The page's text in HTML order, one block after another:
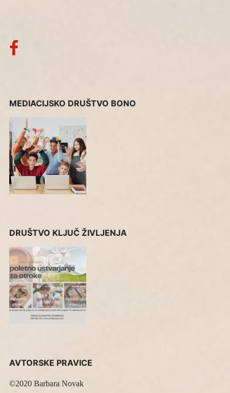
MEDIACIJSKO DRUŠTVO BONO
DRUŠTVO KLJUČ ŽIVLJENJA
AVTORSKE PRAVICE
©2020 Barbara Novak